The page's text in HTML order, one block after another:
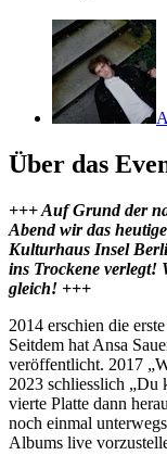
Über das
+++ Auf Grund der
Abend wir das
Kulturhaus Insel
ins Trockene verlegt!
gleich! +++
2014 erschien die
Seitdem hat Ansa
veröffentlicht. 2017
2023 schliesslich „Du
vierte Platte dann
noch einmal
Albums live